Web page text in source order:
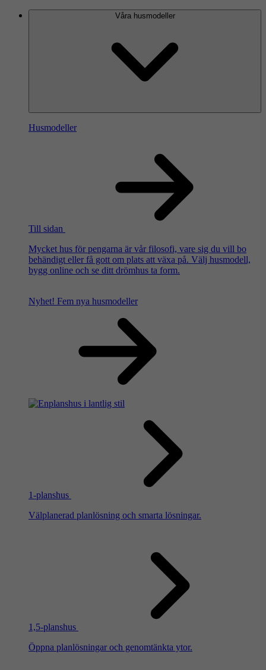
Våra husmodeller
Husmodeller
Till sidan
Mycket hus för pengarna är vår filosofi, vare sig du vill bo
behändigt eller få gott om plats att växa på. Välj husmodell,
bygg online och se ditt drömhus ta form.
Nyhet! Fem nya husmodeller
1-planshus
Välplanerad planlösning och smarta lösningar.
1,5-planshus
Öppna planlösningar och genomtänkta ytor.